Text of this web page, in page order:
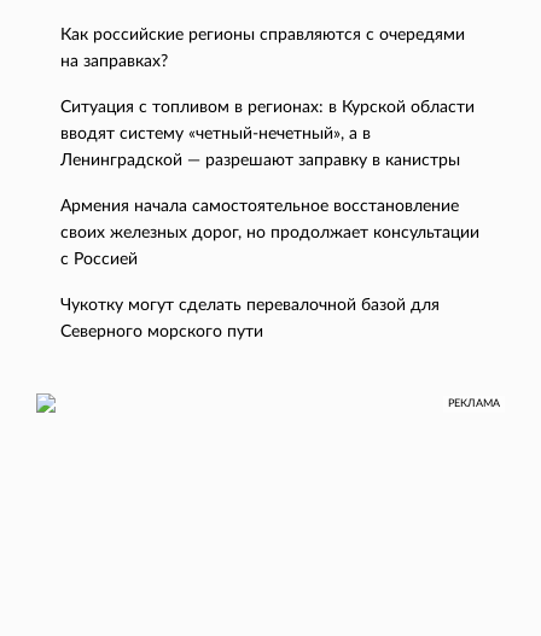
Как российские регионы справляются с очередями
на заправках?
Ситуация с топливом в регионах: в Курской области
вводят систему «четный-нечетный», а в
Ленинградской — разрешают заправку в канистры
Армения начала самостоятельное восстановление
своих железных дорог, но продолжает консультации
с Россией
Чукотку могут сделать перевалочной базой для
Северного морского пути
РЕКЛАМА